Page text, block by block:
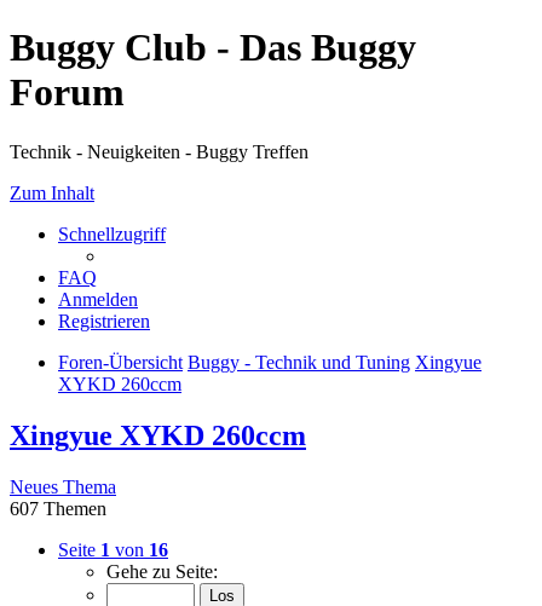
Buggy Club - Das Buggy
Forum
Technik - Neuigkeiten - Buggy Treffen
Zum Inhalt
Schnellzugriff
FAQ
Anmelden
Registrieren
Foren-Übersicht Buggy - Technik und Tuning Xingyue
XYKD 260ccm
Xingyue XYKD 260ccm
Neues Thema
607 Themen
Seite 1 von 16
Gehe zu Seite: